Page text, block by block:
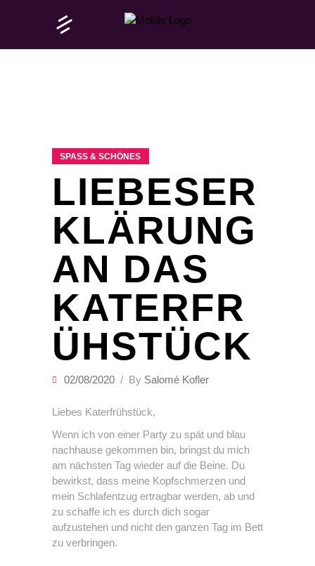
SPASS & SCHÖNES
LIEBESER
KLÄRUNG
AN DAS
KATERFR
ÜHSTÜCK
02/08/2020 By Salomé Kofler
Liebes Katerfrühstück,
Wenn ich von einer Party zu spät und blau
nachhause gekommen bin, bringst du mich
am nächsten Tag wieder auf die Beine. Du
bewirkst, dass meine Kopfschmerzen und
mein Schlafentzug ertragbar werden, ab und
zu schaffe ich es durch dich sogar
aufzustehen und nicht den ganzen Tag im Bett
zu verbringen.